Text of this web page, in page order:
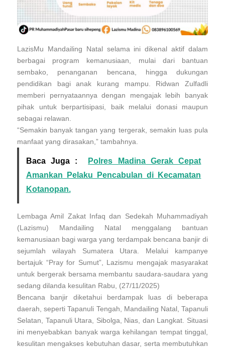
LazisMu Mandailing Natal selama ini dikenal aktif dalam
berbagai program kemanusiaan, mulai dari bantuan
sembako, penanganan bencana, hingga dukungan
pendidikan bagi anak kurang mampu. Ridwan Zulfadli
memberi pernyataannya dengan mengajak lebih banyak
pihak untuk berpartisipasi, baik melalui donasi maupun
sebagai relawan.
“Semakin banyak tangan yang tergerak, semakin luas pula
manfaat yang dirasakan,” tambahnya.
Baca Juga :
Polres Madina Gerak Cepat
Amankan Pelaku Pencabulan di Kecamatan
Kotanopan.
Lembaga Amil Zakat Infaq dan Sedekah Muhammadiyah
(Lazismu) Mandailing Natal menggalang bantuan
kemanusiaan bagi warga yang terdampak bencana banjir di
sejumlah wilayah Sumatera Utara. Melalui kampanye
bertajuk “Pray for Sumut”, Lazismu mengajak masyarakat
untuk bergerak bersama membantu saudara-saudara yang
sedang dilanda kesulitan Rabu, (27/11/2025)
Bencana banjir diketahui berdampak luas di beberapa
daerah, seperti Tapanuli Tengah, Mandailing Natal, Tapanuli
Selatan, Tapanuli Utara, Sibolga, Nias, dan Langkat. Situasi
ini menyebabkan banyak warga kehilangan tempat tinggal,
kesulitan mengakses kebutuhan dasar, serta membutuhkan